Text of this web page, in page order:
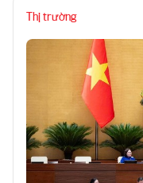
Thị trường